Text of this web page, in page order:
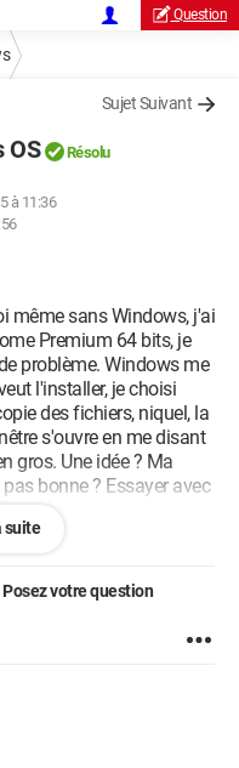
Question
Sujet Suivant
OS Résolu
à 11:36
même sans Windows, j'ai
Premium 64 bits, je
problème. Windows me
l'installer, je choisi
des fichiers, niquel, la
s'ouvre en me disant
gros. Une idée ? Ma
bonne ? Essayer avec
suite
Posez votre question